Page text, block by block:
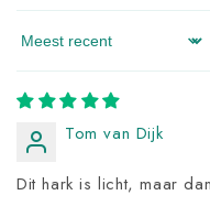
Sort by
Tom van Dijk
Dit hark is licht, maar